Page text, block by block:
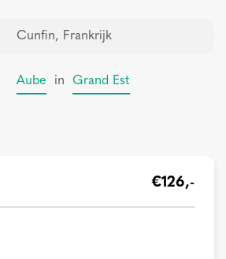
Cunfin, Frankrijk
Aube in Grand Est
€126,-